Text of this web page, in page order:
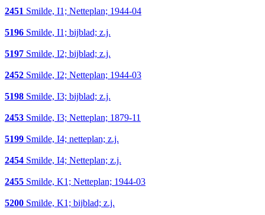
2451 Smilde, I1; Netteplan; 1944-04
5196 Smilde, I1; bijblad; z.j.
5197 Smilde, I2; bijblad; z.j.
2452 Smilde, I2; Netteplan; 1944-03
5198 Smilde, I3; bijblad; z.j.
2453 Smilde, I3; Netteplan; 1879-11
5199 Smilde, I4; netteplan; z.j.
2454 Smilde, I4; Netteplan; z.j.
2455 Smilde, K1; Netteplan; 1944-03
5200 Smilde, K1; bijblad; z.j.